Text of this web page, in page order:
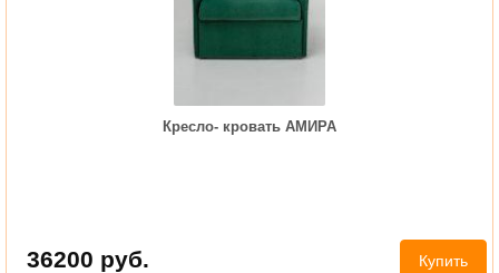
Кресло- кровать АМИРА
36200 руб. Купить